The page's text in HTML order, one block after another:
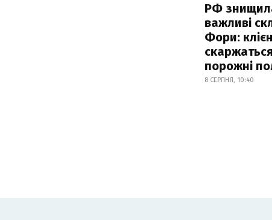
РФ
важливі
Фори:
порожні
8 СЕРПНЯ, 10:40